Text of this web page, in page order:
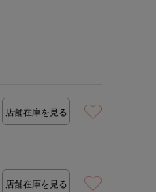
店舗在庫を見る
店舗在庫を見る